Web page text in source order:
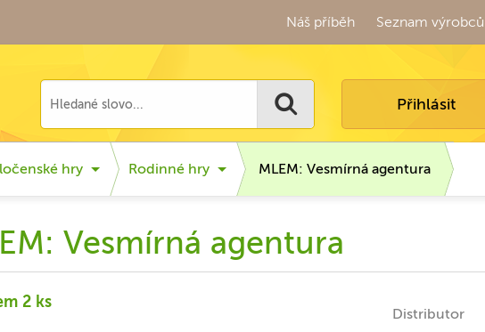
Náš příběh Seznam výrobců
Přihlásit
hry Rodinné hry MLEM: Vesmírná agentura
Vesmírná agentura
2 ks
Distributor